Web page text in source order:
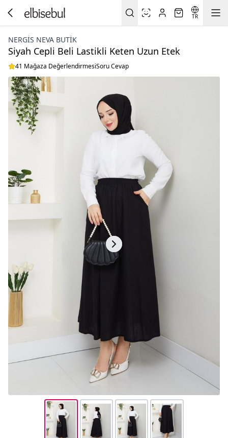
TR
NERGIS NEVA BUTIK
Siyah Cepli Beli Lastikli Keten Uzun Etek
41 Mağaza DeğerlendirmesiSoru Cevap